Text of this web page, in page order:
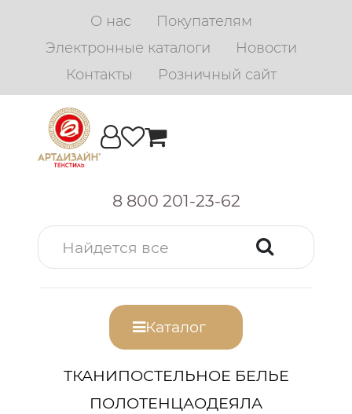
О нас
Покупателям
Электронные каталоги
Новости
Контакты
Розничный сайт
8 800 201-23-62
Каталог
ТКАНИПОСТЕЛЬНОЕ БЕЛЬЕ
ПОЛОТЕНЦАОДЕЯЛА